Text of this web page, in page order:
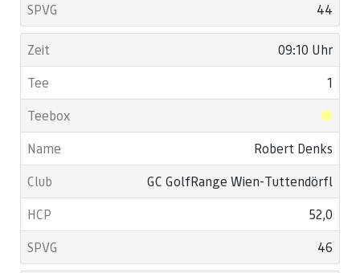
44
09:10 Uhr
1
Robert Denks
GC GolfRange Wien-Tuttendörfl
52,0
46